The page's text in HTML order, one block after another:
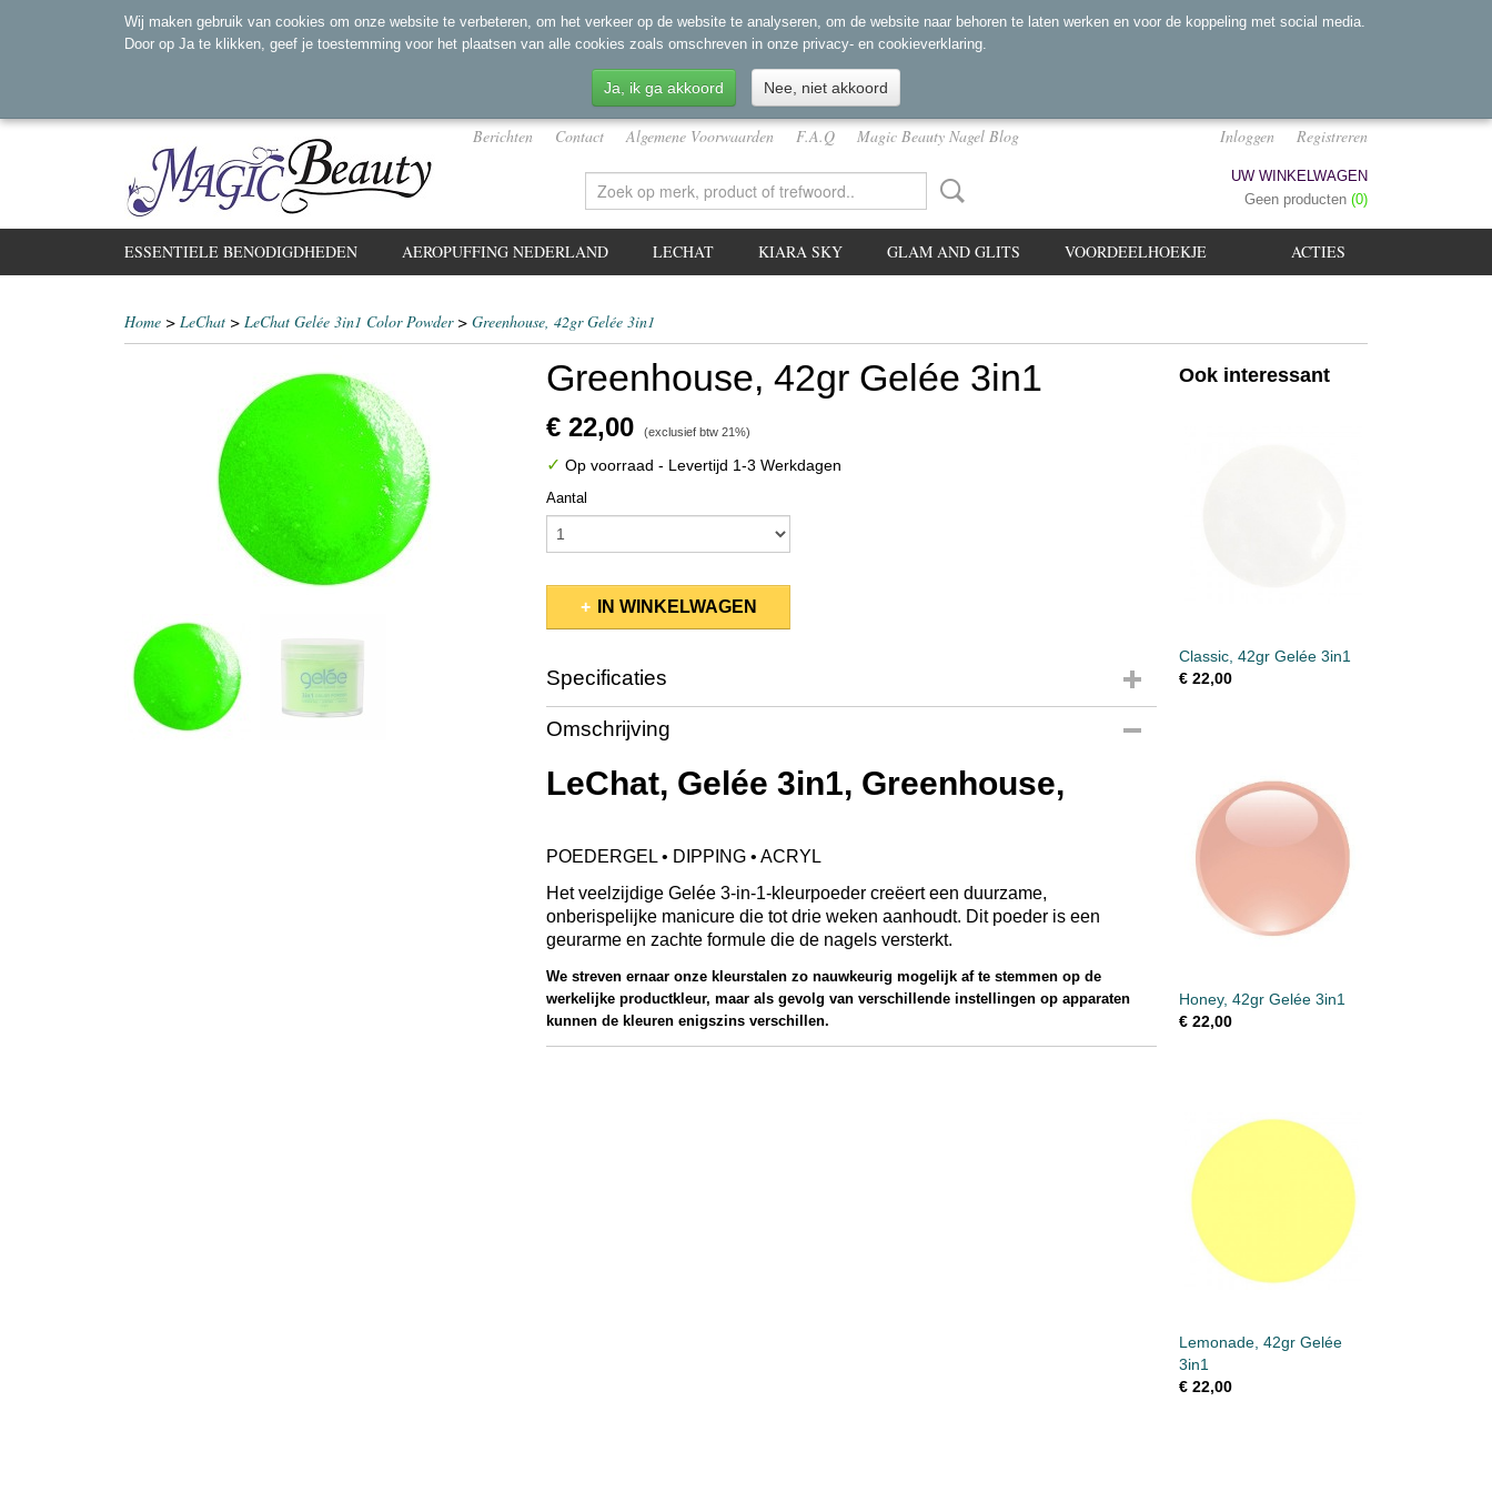
Berichten Contact Algemene Voorwaarden F.A.Q Magic Beauty Nagel Blog Inloggen Registreren
UW WINKELWAGEN
Geen producten (0)
ACTIES
ESSENTIELE BENODIGDHEDEN AEROPUFFING NEDERLAND LECHAT KIARA SKY GLAM AND GLITS VOORDEELHOEKJE
Home > LeChat > LeChat Gelée 3in1 Color Powder> Greenhouse, 42gr Gelée 3in1
Greenhouse, 42gr Gelée 3in1
€ 22,00 (exclusief btw 21%)
✓ Op voorraad - Levertijd 1-3 Werkdagen
Aantal
IN WINKELWAGEN
Specificaties
Productcode
EAN code
Bruto gewicht
0,08 Kg
Omschrijving
LeChat, Gelée 3in1, Greenhouse,
POEDERGEL • DIPPING • ACRYL
Het veelzijdige Gelée 3-in-1-kleurpoeder creëert een duurzame,
onberispelijke manicure die tot drie weken aanhoudt. Dit poeder is een
geurarme en zachte formule die de nagels versterkt.
We streven ernaar onze kleurstalen zo nauwkeurig mogelijk af te stemmen op de
werkelijke productkleur, maar als gevolg van verschillende instellingen op apparaten
kunnen de kleuren enigszins verschillen.
Ook interessant
Classic, 42gr Gelée 3in1
€ 22,00
Honey, 42gr Gelée 3in1
€ 22,00
Lemonade, 42gr Gelée
3in1
€ 22,00
Wij maken gebruik van cookies om onze website te verbeteren, om het verkeer op de website te analyseren, om de website naar behoren te laten werken en voor de koppeling met social media.
Door op Ja te klikken, geef je toestemming voor het plaatsen van alle cookies zoals omschreven in onze privacy- en cookieverklaring.
Ja, ik ga akkoord Nee, niet akkoord